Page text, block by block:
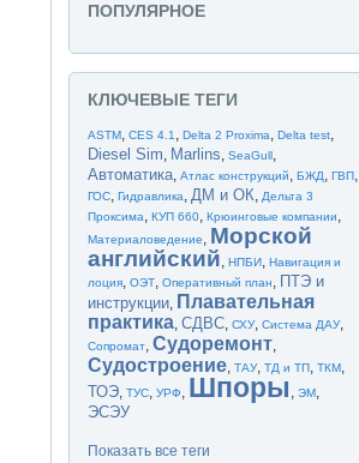
ПОПУЛЯРНОЕ
КЛЮЧЕВЫЕ ТЕГИ
ASTM,CES 4.1 ,Delta 2 Proxima,Delta test,
Diesel Sim, Marlins,SeaGull,
Автоматика,Атлас конструкций,БЖД,ГВП,
ГОС,Гидравлика,ДМ и ОК,Дельта 3
Проксима,КУП 660,Крюинговые компании,
Материаловедение, Морской
английский,НПБИ,Навигация и
лоция,ОЭТ,Оперативный план, ПТЭ и
инструкции, Плавательная
практика,СДВС,СХУ,Система ДАУ,
Сопромат,Судоремонт,
Судостроение,ТАУ,ТД и ТП,ТКМ,
ТОЭ,ТУС,УРФ, Шпоры ,ЭМ,
ЭСЭУ
Показать все теги